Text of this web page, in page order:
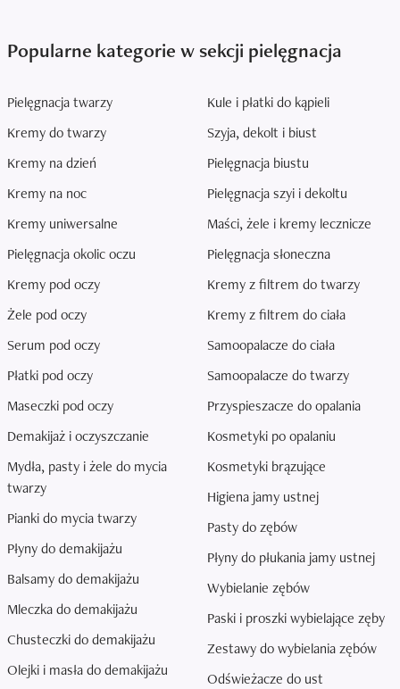
Popularne kategorie w sekcji pielęgnacja
Pielęgnacja twarzy
Kremy do twarzy
Kremy na dzień
Kremy na noc
Kremy uniwersalne
Pielęgnacja okolic oczu
Kremy pod oczy
Żele pod oczy
Serum pod oczy
Płatki pod oczy
Maseczki pod oczy
Demakijaż i oczyszczanie
Mydła, pasty i żele do mycia
twarzy
Pianki do mycia twarzy
Płyny do demakijażu
Balsamy do demakijażu
Mleczka do demakijażu
Chusteczki do demakijażu
Olejki i masła do demakijażu
Kule i płatki do kąpieli
Szyja, dekolt i biust
Pielęgnacja biustu
Pielęgnacja szyi i dekoltu
Maści, żele i kremy lecznicze
Pielęgnacja słoneczna
Kremy z filtrem do twarzy
Kremy z filtrem do ciała
Samoopalacze do ciała
Samoopalacze do twarzy
Przyspieszacze do opalania
Kosmetyki po opalaniu
Kosmetyki brązujące
Higiena jamy ustnej
Pasty do zębów
Płyny do płukania jamy ustnej
Wybielanie zębów
Paski i proszki wybielające zęby
Zestawy do wybielania zębów
Odświeżacze do ust